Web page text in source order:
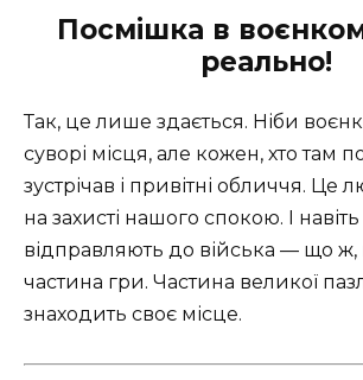
Посмішка в
реально!
Так, це лише здається. Ніби
суворі місця, але кожен, хто там
зустрічав і привітні обличчя. Це
на захисті нашого спокою. І
відправляють до війська — що
частина гри. Частина великої
знаходить своє місце.